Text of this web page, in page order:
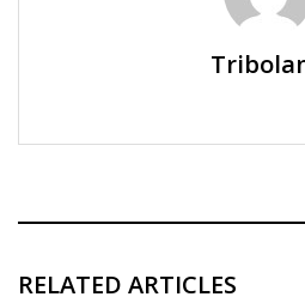
RELATED ARTICLES